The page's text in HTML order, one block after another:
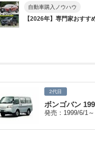
自動車購入ノウハウ
【2026年】専門家おすす
2代目
ボンゴバン
発売：1999/6/1～